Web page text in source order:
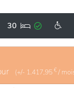
séjour paisible
30
(+/- 1.417,95 € /